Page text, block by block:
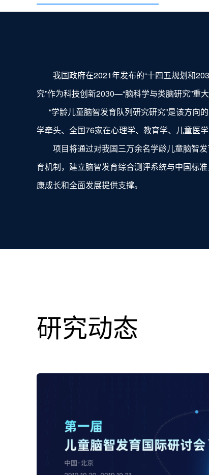
我国政府在2021年发布的“十四五规划和
究”作为科技创新2030—“脑科学与类脑研究”重
“学龄儿童脑智发育队列研究研究”是该方向
学牵头、全国76家在心理学、教育学、儿童医
项目将通过对我国三万余名学龄儿童脑智
育机制，建立脑智发育综合测评系统与中国标
康成长和全面发展提供支撑。
研究动态